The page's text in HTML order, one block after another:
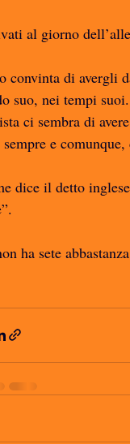
al giorno
convinta di avergli
suo, nei tempi
ci sembra di
e
dice il detto
ha sete